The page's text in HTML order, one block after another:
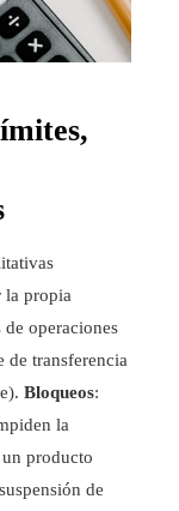
la propia
operaciones
transferencia
Bloqueos:
la
producto
de